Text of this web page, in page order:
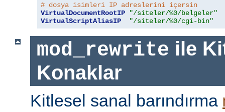
# dosya isimleri IP adreslerini içersin
VirtualDocumentRootIP
"/siteler/%0/belgeler"
VirtualScriptAliasIP
"/siteler/%0/cgi-bin"
mod_rewrite ile
Konaklar
Kitlesel sanal barındırma